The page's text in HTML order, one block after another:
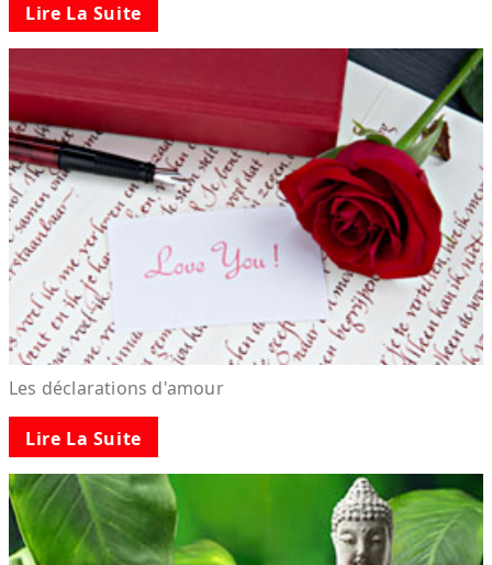
Lire La Suite
Les déclarations d'amour
Lire La Suite